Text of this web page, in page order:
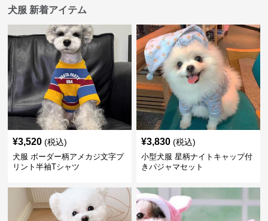
犬服 新着アイテム
¥3,520 (税込)
犬服 ボーダー柄アメカジ文字プ
リント半袖Tシャツ
¥3,830 (税込)
小型犬服 星柄ナイトキャップ付
きパジャマセット